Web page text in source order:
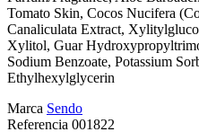
Tomato Skin, Cocos Nucifera
Canaliculata Extract,
Xylitol, Guar
Sodium Benzoate, Potassium
Ethylhexylglycerin
Marca Sendo
Referencia 001822